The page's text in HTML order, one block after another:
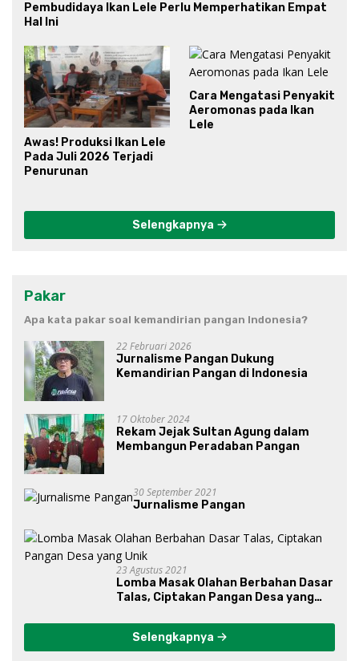
Pembudidaya Ikan Lele Perlu Memperhatikan Empat
Hal Ini
Awas! Produksi Ikan Lele
Pada Juli 2026 Terjadi
Penurunan
Cara Mengatasi Penyakit
Aeromonas pada Ikan
Lele
Selengkapnya
Pakar
Apa kata pakar soal kemandirian pangan Indonesia?
22 Februari 2026
Jurnalisme Pangan Dukung
Kemandirian Pangan di Indonesia
17 Oktober 2024
Rekam Jejak Sultan Agung dalam
Membangun Peradaban Pangan
30 September 2021
Jurnalisme Pangan
23 Agustus 2021
Lomba Masak Olahan Berbahan Dasar
Talas, Ciptakan Pangan Desa yang
Selengkapnya